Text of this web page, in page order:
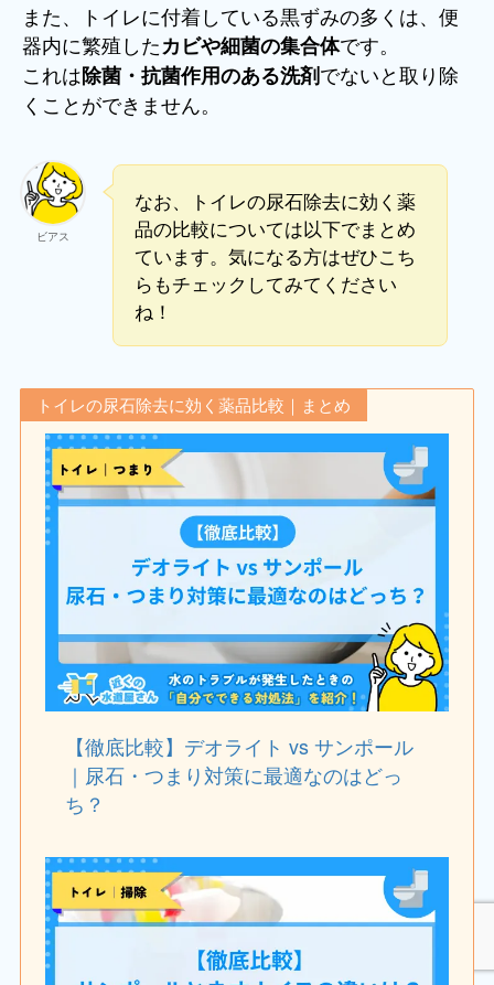
また、トイレに付着している黒ずみの多くは、便
器内に繁殖したカビや細菌の集合体です。
これは除菌・抗菌作用のある洗剤でないと取り除
くことができません。
ビアス
なお、トイレの尿石除去に効く薬
品の比較については以下でまとめ
ています。気になる方はぜひこち
らもチェックしてみてください
ね！
トイレの尿石除去に効く薬品比較｜まとめ
【徹底比較】デオライト vs サンポール
｜尿石・つまり対策に最適なのはどっ
ち？